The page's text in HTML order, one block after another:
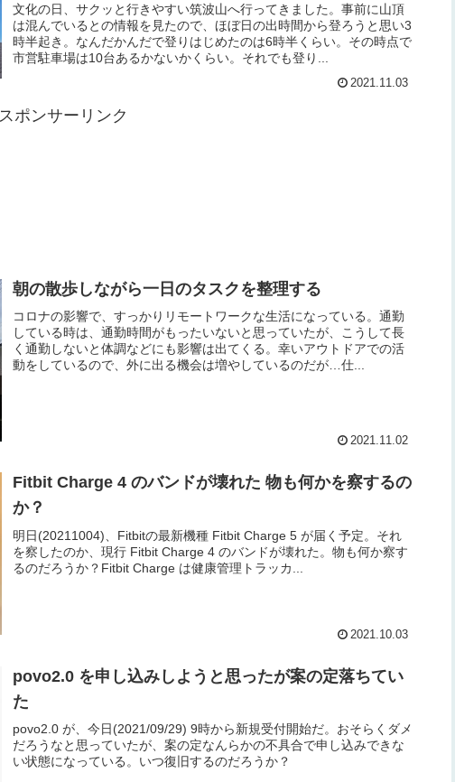
文化の日、サクッと行きやすい筑波山へ行ってきました。事前に山頂
は混んでいるとの情報を見たので、ほぼ日の出時間から登ろうと思い3
時半起き。なんだかんだで登りはじめたのは6時半くらい。その時点で
市営駐車場は10台あるかないかくらい。それでも登り...
2021.11.03
スポンサーリンク
朝の散歩しながら一日のタスクを整理する
コロナの影響で、すっかりリモートワークな生活になっている。通勤
している時は、通勤時間がもったいないと思っていたが、こうして長
く通勤しないと体調などにも影響は出てくる。幸いアウトドアでの活
動をしているので、外に出る機会は増やしているのだが…仕...
2021.11.02
Fitbit Charge 4 のバンドが壊れた 物も何かを察するの
か？
明日(20211004)、Fitbitの最新機種 Fitbit Charge 5 が届く予定。それ
を察したのか、現行 Fitbit Charge 4 のバンドが壊れた。物も何か察す
るのだろうか？Fitbit Charge は健康管理トラッカ...
2021.10.03
povo2.0 を申し込みしようと思ったが案の定落ちてい
た
povo2.0 が、今日(2021/09/29) 9時から新規受付開始だ。おそらくダメ
だろうなと思っていたが、案の定なんらかの不具合で申し込みできな
い状態になっている。いつ復旧するのだろうか？